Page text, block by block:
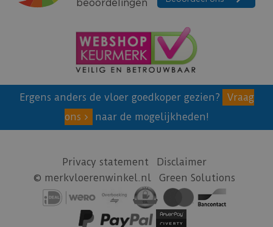
Ergens anders de vloer goedkoper gezien?
Vraag
ons
naar de mogelijkheden!
Privacy statement
Disclaimer
© merkvloerenwinkel.nl
Green Solutions